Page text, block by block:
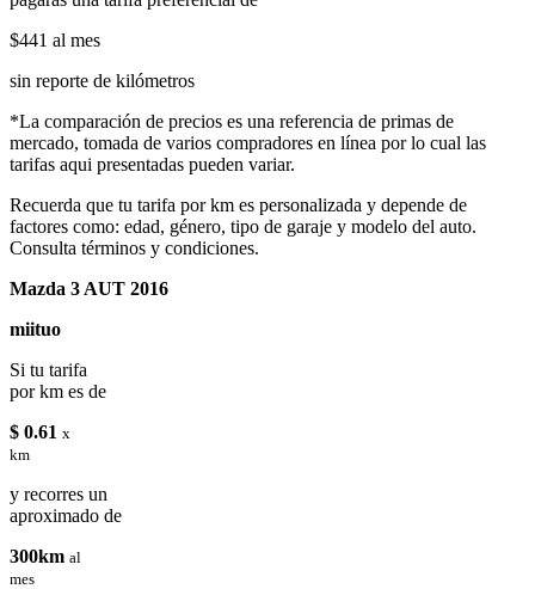
$441 al mes
sin reporte de kilómetros
*La comparación de precios es una referencia de primas de
mercado, tomada de varios compradores en línea por lo cual las
tarifas aqui presentadas pueden variar.
Recuerda que tu tarifa por km es personalizada y depende de
factores como: edad, género, tipo de garaje y modelo del auto.
Consulta términos y condiciones.
Mazda 3 AUT 2016
miituo
Si tu tarifa
por km es de
$ 0.61 x
km
y recorres un
aproximado de
300km al
mes